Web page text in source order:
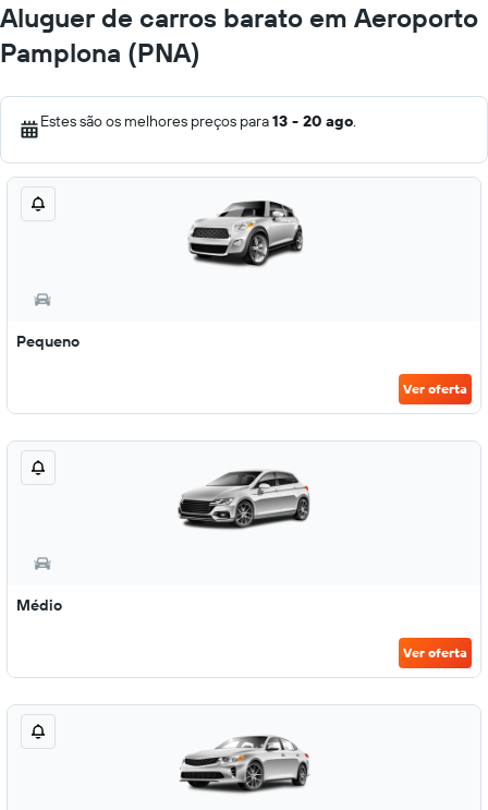
Aluguer de carros barato em Aeroporto
Pamplona (PNA)
Estes são os melhores preços para13 - 20 ago.
Pequeno
Ver oferta
Médio
Ver oferta